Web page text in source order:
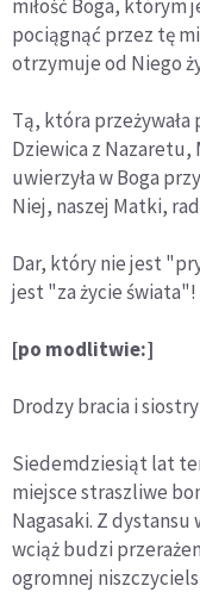
miłość Boga, którym
pociągnąć przez tę
otrzymuje od Niego
Tą, która
Dziewica z Nazaretu,
uwierzyła w Boga
Niej, naszej Matki,
Dar, który nie jest
jest "za życie świata"!
[po modlitwie:]
Drodzy bracia i
Siedemdziesiąt lat
miejsce straszliwe
Nagasaki. Z
wciąż budzi
ogromnej